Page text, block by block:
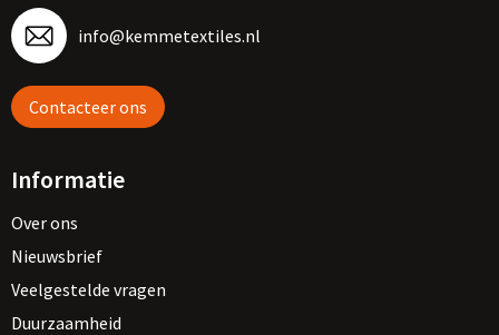
info@kemmetextiles.nl
Contacteer ons
Informatie
Over ons
Nieuwsbrief
Veelgestelde vragen
Duurzaamheid